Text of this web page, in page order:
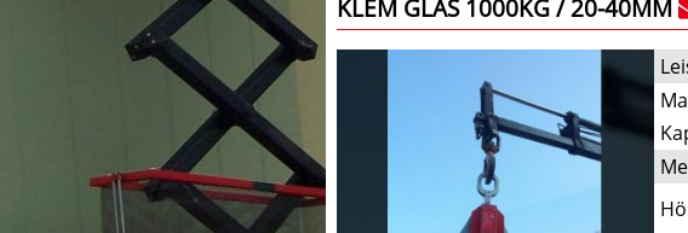
KLEM GLAS 1000KG / 20-40MM